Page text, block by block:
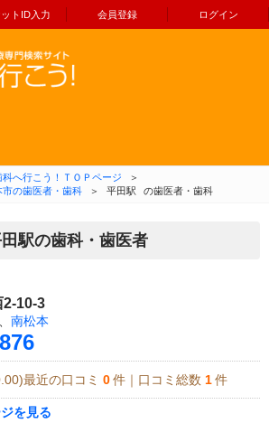
トID入力 会員登録 ログイン
コンテンツへ移動
へ行こう！ＴＯＰページ
＞
市の歯医者・歯科 ＞ 平田駅 の歯医者・歯科
駅の歯科・歯医者
2-10-3
南松本
最近の口コミ 0 件｜口コミ総数 1 件
を見る